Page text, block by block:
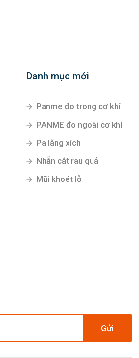
Danh mục mới
Panme đo trong cơ khí
PANME đo ngoài cơ khí
Pa lăng xích
Nhẵn cắt rau quả
Mũi khoét lỗ
Gửi